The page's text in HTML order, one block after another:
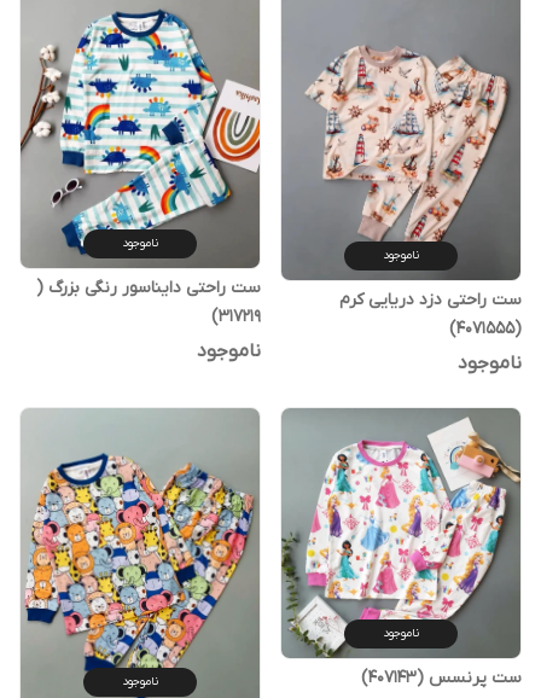
ناموجود
ست راحتی دزد دریایی کرم
(4071555)
ناموجود
ناموجود
ست راحتی دایناسور رنگی بزرگ (
317219)
ناموجود
ناموجود
ست پرنسس (407143) ناموجود